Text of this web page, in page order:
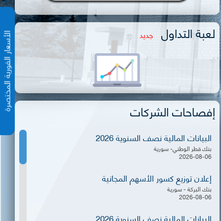
الأسعار لعبة التداول جديد
إفصاحات الشركات
البيانات المالية نصف السنوية 2026
بنك قطر الوطني- سورية
2026-08-06
إعلان توزيع كسور الأسهم المجانية
بنك البركة - سورية
2026-08-06